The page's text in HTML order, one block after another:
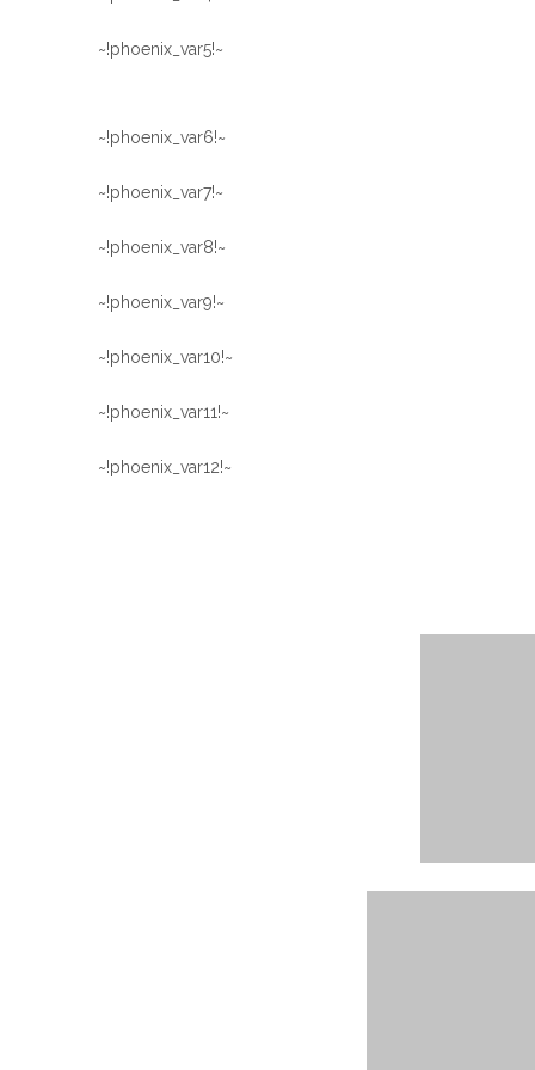
~!phoenix_var5!~
~!phoenix_var6!~
~!phoenix_var7!~
~!phoenix_var8!~
~!phoenix_var9!~
~!phoenix_var10!~
~!phoenix_var11!~
~!phoenix_var12!~